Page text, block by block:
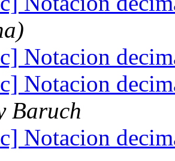
Notacion
Notacion
Baruch
Notacion